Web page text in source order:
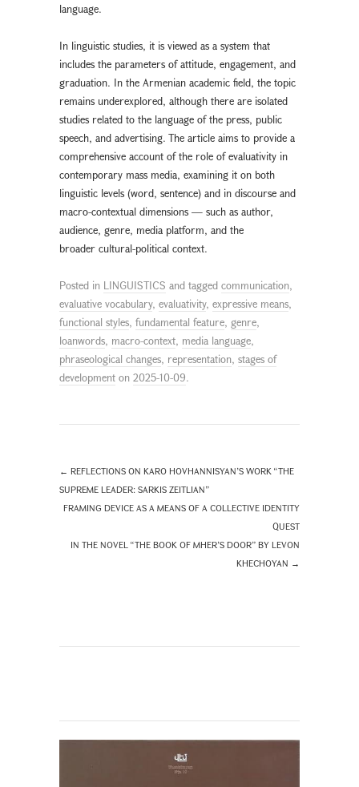
language.
In linguistic studies, it is viewed as a system that
includes the parameters of attitude, engagement, and
graduation. In the Armenian academic field, the topic
remains underexplored, although there are isolated
studies related to the language of the press, public
speech, and advertising. The article aims to provide a
comprehensive account of the role of evaluativity in
contemporary mass media, examining it on both
linguistic levels (word, sentence) and in discourse and
macro-contextual dimensions — such as author,
audience, genre, media platform, and the
broader cultural-political context.
Posted in LINGUISTICS and tagged communication,
evaluative vocabulary, evaluativity, expressive means,
functional styles, fundamental feature, genre,
loanwords, macro-context, media language,
phraseological changes, representation, stages of
development on 2025-10-09.
← REFLECTIONS ON KARO HOVHANNISYAN’S WORK “THE
SUPREME LEADER: SARKIS ZEITLIAN”
FRAMING DEVICE AS A MEANS OF A COLLECTIVE IDENTITY
QUEST
IN THE NOVEL “THE BOOK OF MHER’S DOOR” BY LEVON
KHECHOYAN →